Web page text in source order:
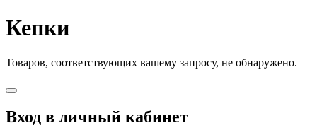
Кепки
Товаров, соответствующих вашему запросу, не обнаружено.
Вход в личный кабинет